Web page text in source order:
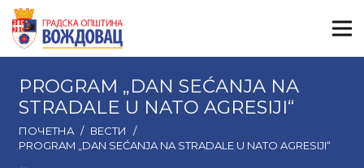
PROGRAM „DAN SEĆANJA NA
STRADALE U NATO AGRESIJI“
ПОЧЕТНА / ВЕСТИ
/
PROGRAM „DAN SEĆANJA NA STRADALE U NATO AGRESIJI“